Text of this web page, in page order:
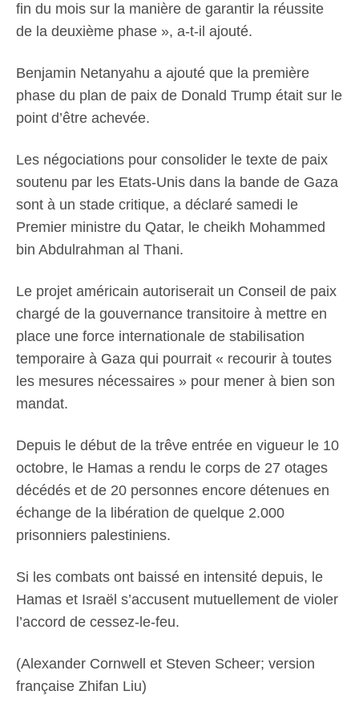
fin du mois sur la manière de garantir la réussite
de la deuxième phase », a-t-il ajouté.
Benjamin Netanyahu a ajouté que la première
phase du plan de paix de Donald Trump était sur le
point d’être achevée.
Les négociations pour consolider le texte de paix
soutenu par les Etats-Unis dans la bande de Gaza
sont à un stade critique, a déclaré samedi le
Premier ministre du Qatar, le cheikh Mohammed
bin Abdulrahman al Thani.
Le projet américain autoriserait un Conseil de paix
chargé de la gouvernance transitoire à mettre en
place une force internationale de stabilisation
temporaire à Gaza qui pourrait « recourir à toutes
les mesures nécessaires » pour mener à bien son
mandat.
Depuis le début de la trêve entrée en vigueur le 10
octobre, le Hamas a rendu le corps de 27 otages
décédés et de 20 personnes encore détenues en
échange de la libération de quelque 2.000
prisonniers palestiniens.
Si les combats ont baissé en intensité depuis, le
Hamas et Israël s’accusent mutuellement de violer
l’accord de cessez-le-feu.
(Alexander Cornwell et Steven Scheer; version
française Zhifan Liu)